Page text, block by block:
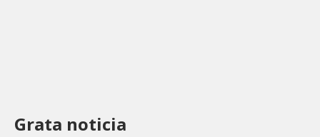
Grata noticia